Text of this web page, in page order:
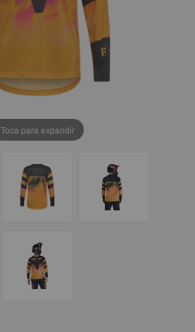
Toca para expandir